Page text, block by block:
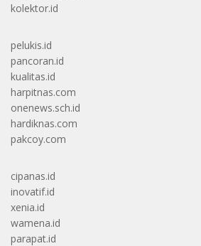
kolektor.id
pelukis.id
pancoran.id
kualitas.id
harpitnas.com
onenews.sch.id
hardiknas.com
pakcoy.com
cipanas.id
inovatif.id
xenia.id
wamena.id
parapat.id